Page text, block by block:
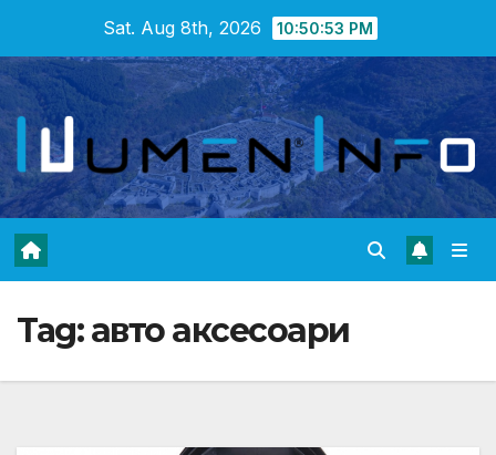
content
Sat. Aug 8th, 2026 10:50:54 PM
Tag:авто аксесоари